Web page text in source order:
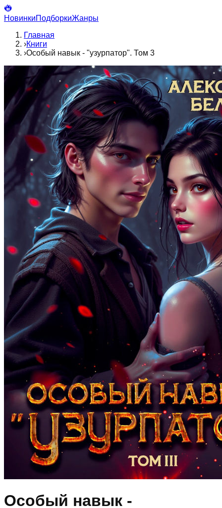
НовинкиПодборкиЖанры
Главная
›Книги
›Особый навык - "узурпатор". Том 3
Особый навык -